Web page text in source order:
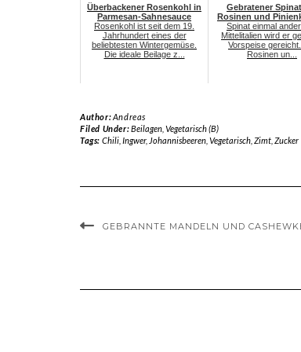
Überbackener Rosenkohl in
Parmesan-Sahnesauce
Rosenkohl ist seit dem 19.
Jahrhundert eines der
beliebtesten Wintergemüse.
Die ideale Beilage z...
Gebratener
Rosinen und
Spinat einmal
Mittelitalien wird er
Vorspeise
Rosinen un...
Author:Andreas
Filed Under:Beilagen, Vegetarisch (B)
Tags: Chili, Ingwer, Johannisbeeren, Vegetarisch, Zimt, Zucker
GEBRANNTE MANDELN UND